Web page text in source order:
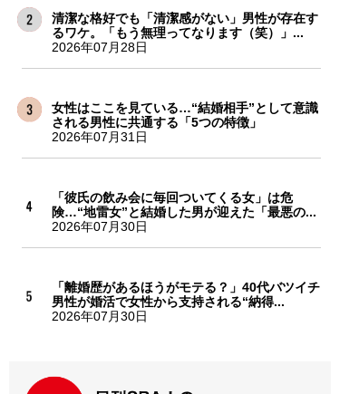
清潔な格好でも「清潔感がない」男性が存在す
るワケ。「もう無理ってなります（笑）」...
2026年07月28日
女性はここを見ている…“結婚相手”として意識
される男性に共通する「5つの特徴」
2026年07月31日
「彼氏の飲み会に毎回ついてくる女」は危
険…“地雷女”と結婚した男が迎えた「最悪の...
2026年07月30日
「離婚歴があるほうがモテる？」40代バツイチ
男性が婚活で女性から支持される“納得...
2026年07月30日